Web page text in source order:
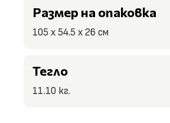
Размер на опаковка
105 x 54.5 x 26 см
Тегло
11.10 кг.